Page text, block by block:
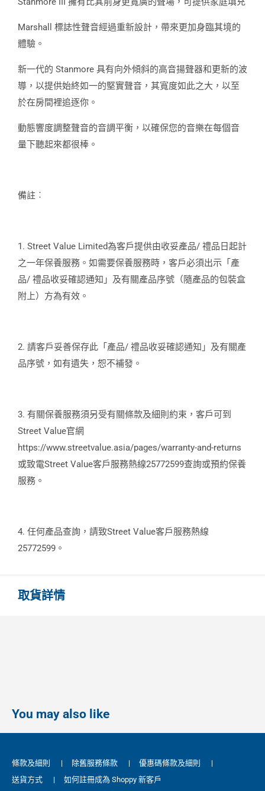
Marshall 標誌性聲音經過重新設計，帶來更加身臨其境的
體驗。
新一代的 Stanmore 具有向外傾斜的高音揚聲器和更新的波
導，以提供始終如一的堅實聲音，其寬度如此之大，以至
於在房間裡追逐你。
動態響度調整聲音的音調平衡，以確保您的音樂在每個音
量下聽起來都很棒。
備註︰
1. Street Value Limited為客戶提供由收妥產品/ 禮品日起計
之一年保養服務。如需要保養服務時，客戶必須出示「產
品/ 禮品收妥確認通知」及有關產品序號（隨產品的包裝盒
附上）方為有效。
2. 請客戶妥善保存此「產品/ 禮品收妥確認通知」及有關產
品序號，如有遺失，恕不補發。
3. 有關保養服務須另受有關條款及細則約束，客戶可到
Street Value官網
https://www.streetvalue.asia/pages/warranty-and-returns
或致電Street Value客戶服務熱線25772599查詢或預約保養
服務。
4. 任何產品查詢，請致Street Value客戶服務熱線
25772599。
取貨詳情
You may also like
條款及細則 | 除舊服務條款 | 優惠碼條款及細則
|
送貨方式
| 如何註冊成為 Shoppy 新客戶